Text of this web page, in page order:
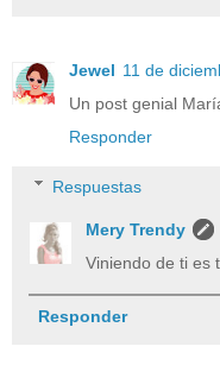
Jewel 11 de
Un post genial
Responder
Respuestas
Mery Trendy
Viniendo de ti es
Responder